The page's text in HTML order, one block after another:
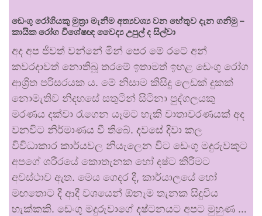
ඩෙංගු රෝගියකු ⁣මුත්‍රා මැනීම අත්‍යවශ්‍ය වන හේතුව දැන ගනිමු –
කායික රෝග විශේෂඥ වෛද්‍ය උපුල් ද සිල්වා
අද අප ජීවත් වන්නේ මින් පෙර මේ රටේ අන්
කවරදාවත් නොතිබූ තරමේ ඉතාමත් ඉහළ ඩෙංගු රෝග
ආශ්‍රිත පරිසරයක ය. මේ නිසාම කිසිදු ලෙඩක් දුකක්
නොමැතිව නිදහසේ සතුටින් සිටිනා පුද්ගලයකු
මරණය දක්වා රැගෙන යෑමට හැකි වාතාවරණයක් අද
වනවිට නිර්මාණය වී තිබේ. දවසේ දිවා කල
විවිධාකාර කාර්යවල නියැලෙන විට ඩෙංගු මදුරුවකුට
අපගේ ශරීරයේ කොතැනක හෝ දෂ්ට කිරීමට
අවස්ථාව ඇත. මෙය ගෙදර දී, කාර්යාලයේ හෝ
මඟතොට දී ආදී වශයෙන් ඕනෑම තැනක සිදුවිය
හැක්කකි. ඩෙංගු මදුරුවාගේ දෂ්ටනයට අපට මුහුණ …